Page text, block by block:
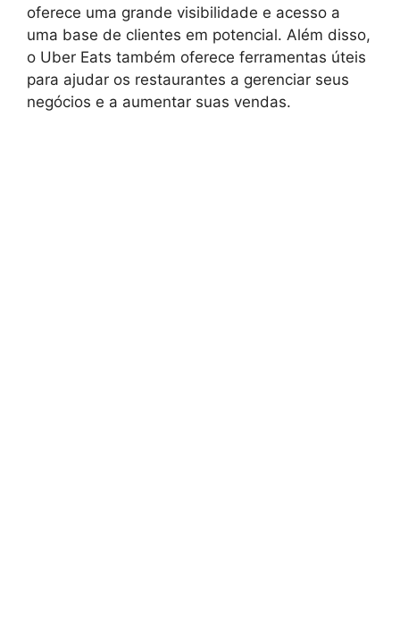
oferece uma grande visibilidade e acesso a
uma base de clientes em potencial. Além disso,
o Uber Eats também oferece ferramentas úteis
para ajudar os restaurantes a gerenciar seus
negócios e a aumentar suas vendas.